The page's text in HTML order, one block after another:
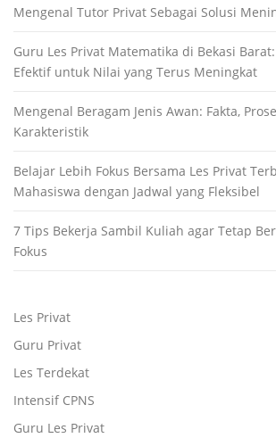
Mengenal Tutor Privat Sebagai Solusi
Guru Les Privat Matematika di Bekasi
Efektif untuk Nilai yang Terus Meningkat
Mengenal Beragam Jenis Awan: Fakta,
Karakteristik
Belajar Lebih Fokus Bersama Les Privat
Mahasiswa dengan Jadwal yang Fleksibel
7 Tips Bekerja Sambil Kuliah agar Tetap
Fokus
Les Privat
Guru Privat
Les Terdekat
Intensif CPNS
Guru Les Privat